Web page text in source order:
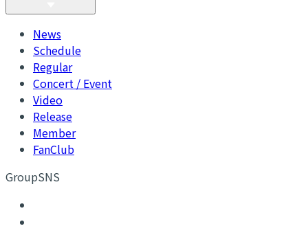
News
Schedule
Regular
Concert / Event
Video
Release
Member
FanClub
GroupSNS